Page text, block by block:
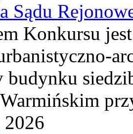
Sądu
Konkursu
budynku
2026